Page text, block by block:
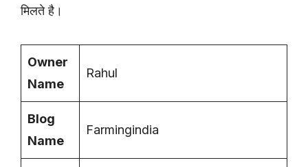
मिलते है।
Owner
Name
Rahul
Blog
Name
Farmingindia